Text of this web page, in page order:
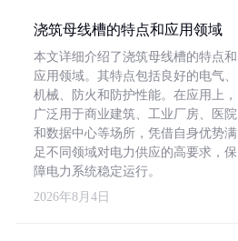
浇筑母线槽的特点和应用领域
本文详细介绍了浇筑母线槽的特点和
应用领域。其特点包括良好的电气、
机械、防火和防护性能。在应用上，
广泛用于商业建筑、工业厂房、医院
和数据中心等场所，凭借自身优势满
足不同领域对电力供应的高要求，保
障电力系统稳定运行。
2026年8月4日